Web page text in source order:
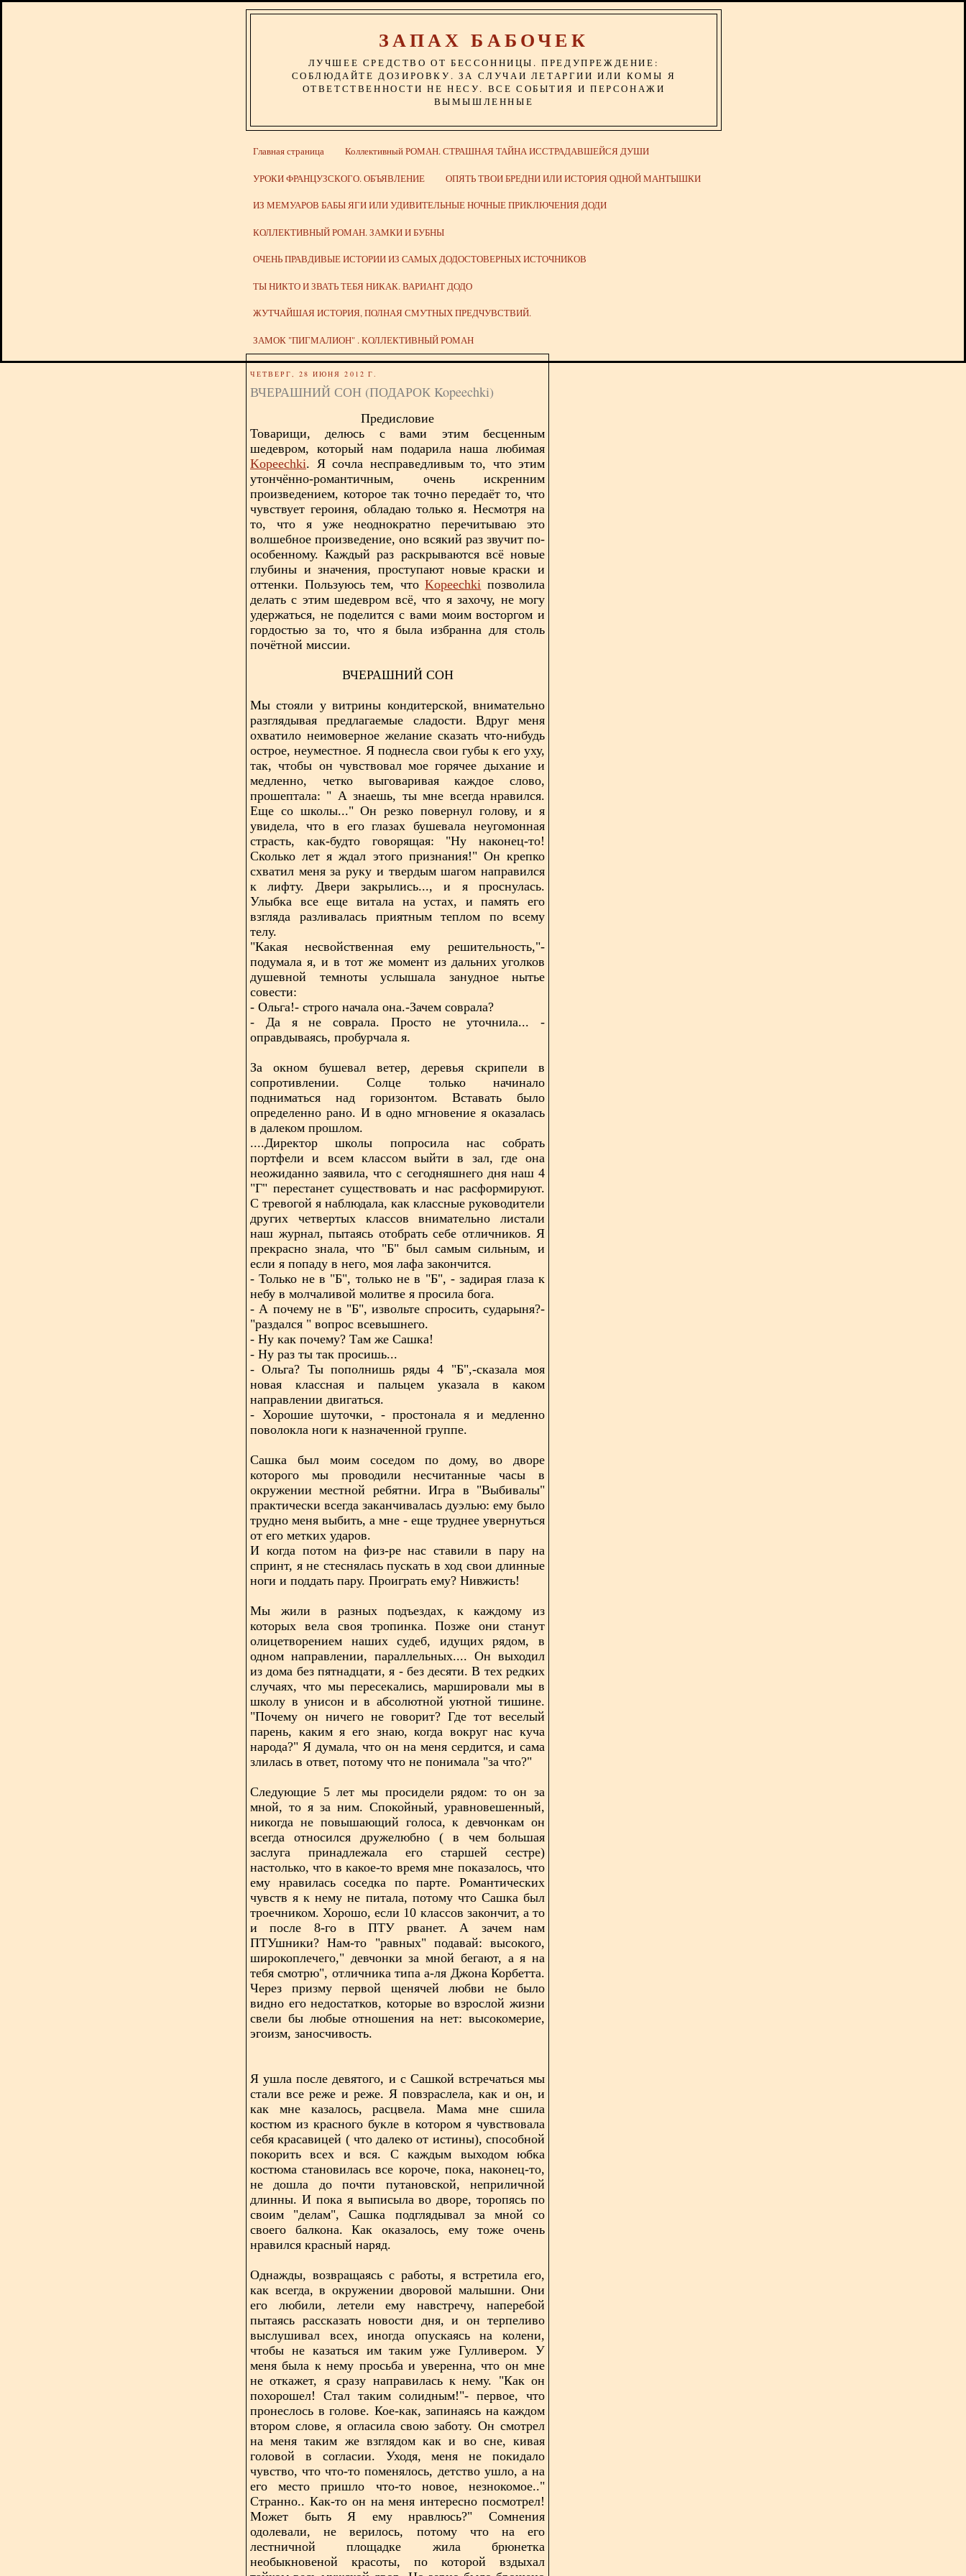
ЗАПАХ БАБОЧЕК
ЛУЧШЕЕ СРЕДСТВО ОТ БЕССОННИЦЫ. ПРЕДУПРЕЖДЕНИЕ:
СОБЛЮДАЙТЕ ДОЗИРОВКУ. ЗА СЛУЧАИ ЛЕТАРГИИ ИЛИ КОМЫ Я
ОТВЕТСТВЕННОСТИ НЕ НЕСУ. ВСЕ СОБЫТИЯ И ПЕРСОНАЖИ
ВЫМЫШЛЕННЫЕ
Главная страница Коллективный РОМАН. СТРАШНАЯ ТАЙНА ИССТРАДАВШЕЙСЯ ДУШИ
УРОКИ ФРАНЦУЗСКОГО. ОБЪЯВЛЕНИЕ ОПЯТЬ ТВОИ БРЕДНИ ИЛИ ИСТОРИЯ ОДНОЙ МАНТЫШКИ
ИЗ МЕМУАРОВ БАБЫ ЯГИ ИЛИ УДИВИТЕЛЬНЫЕ НОЧНЫЕ ПРИКЛЮЧЕНИЯ ДОДИ
КОЛЛЕКТИВНЫЙ РОМАН. ЗАМКИ И БУБНЫ
ОЧЕНЬ ПРАВДИВЫЕ ИСТОРИИ ИЗ САМЫХ ДОДОСТОВЕРНЫХ ИСТОЧНИКОВ
ТЫ НИКТО И ЗВАТЬ ТЕБЯ НИКАК. ВАРИАНТ ДОДО
ЖУТЧАЙШАЯ ИСТОРИЯ, ПОЛНАЯ СМУТНЫХ ПРЕДЧУВСТВИЙ.
ЗАМОК "ПИГМАЛИОН" . КОЛЛЕКТИВНЫЙ РОМАН
ЧЕТВЕРГ, 28 ИЮНЯ 2012 Г.
ВЧЕРАШНИЙ СОН (ПОДАРОК Kopeechki)
Предисловие
Товарищи, делюсь с вами этим бесценным
шедевром, который нам подарила наша любимая
Kopeechki. Я сочла несправедливым то, что этим
утончённо-романтичным, очень искренним
произведением, которое так точно передаёт то, что
чувствует героиня, обладаю только я. Несмотря на
то, что я уже неоднократно перечитываю это
волшебное произведение, оно всякий раз звучит по-
особенному. Каждый раз раскрываются всё новые
глубины и значения, проступают новые краски и
оттенки. Пользуюсь тем, чтоKopeechki позволила
делать с этим шедевром всё, что я захочу, не могу
удержаться, не поделится с вами моим восторгом и
гордостью за то, что я была избранна для столь
почётной миссии.
ВЧЕРАШНИЙ СОН
Мы стояли у витрины кондитерской, внимательно
разглядывая предлагаемые сладости. Вдруг меня
охватило неимоверное желание сказать что-нибудь
острое, неуместное. Я поднесла свои губы к его уху,
так, чтобы он чувствовал мое горячее дыхание и
медленно, четко выговаривая каждое слово,
прошептала: " А знаешь, ты мне всегда нравился.
Еще со школы..." Он резко повернул голову, и я
увидела, что в его глазах бушевала неугомонная
страсть, как-будто говорящая: "Ну наконец-то!
Сколько лет я ждал этого признания!" Он крепко
схватил меня за руку и твердым шагом направился
к лифту. Двери закрылись..., и я проснулась.
Улыбка все еще витала на устах, и память его
взгляда разливалась приятным теплом по всему
телу.
"Какая несвойственная ему решительность,"-
подумала я, и в тот же момент из дальних уголков
душевной темноты услышала занудное нытье
совести:
- Ольга!- строго начала она.-Зачем соврала?
- Да я не соврала. Просто не уточнила... -
оправдываясь, пробурчала я.
За окном бушевал ветер, деревья скрипели в
сопротивлении. Солце только начинало
подниматься над горизонтом. Вставать было
определенно рано. И в одно мгновение я оказалась
в далеком прошлом.
....Директор школы попросила нас собрать
портфели и всем классом выйти в зал, где она
неожиданно заявила, что с сегодняшнего дня наш 4
"Г" перестанет существовать и нас расформируют.
С тревогой я наблюдала, как классные руководители
других четвертых классов внимательно листали
наш журнал, пытаясь отобрать себе отличников. Я
прекрасно знала, что "Б" был самым сильным, и
если я попаду в него, моя лафа закончится.
- Только не в "Б", только не в "Б", - задирая глаза к
небу в молчаливой молитве я просила бога.
- А почему не в "Б", извольте спросить, сударыня?-
"раздался " вопрос всевышнего.
- Ну как почему? Там же Сашка!
- Ну раз ты так просишь...
- Ольга? Ты пополнишь ряды 4 "Б",-сказала моя
новая классная и пальцем указала в каком
направлении двигаться.
- Хорошие шуточки, - простонала я и медленно
поволокла ноги к назначенной группе.
Сашка был моим соседом по дому, во дворе
которого мы проводили несчитанные часы в
окружении местной ребятни. Игра в "Выбивалы"
практически всегда заканчивалась дуэлью: ему было
трудно меня выбить, а мне - еще труднее увернуться
от его метких ударов.
И когда потом на физ-ре нас ставили в пару на
спринт, я не стеснялась пускать в ход свои длинные
ноги и поддать пару. Проиграть ему? Нивжисть!
Мы жили в разных подъездах, к каждому из
которых вела своя тропинка. Позже они станут
олицетворением наших судеб, идущих рядом, в
одном направлении, параллельных.... Он выходил
из дома без пятнадцати, я - без десяти. В тех редких
случаях, что мы пересекались, маршировали мы в
школу в унисон и в абсолютной уютной тишине.
"Почему он ничего не говорит? Где тот веселый
парень, каким я его знаю, когда вокруг нас куча
народа?" Я думала, что он на меня сердится, и сама
злилась в ответ, потому что не понимала "за что?"
Следующие 5 лет мы просидели рядом: то он за
мной, то я за ним. Спокойный, уравновешенный,
никогда не повышающий голоса, к девчонкам он
всегда относился дружелюбно ( в чем большая
заслуга принадлежала его старшей сестре)
настолько, что в какое-то время мне показалось, что
ему нравилась соседка по парте. Романтических
чувств я к нему не питала, потому что Сашка был
троечником. Хорошо, если 10 классов закончит, а то
и после 8-го в ПТУ рванет. А зачем нам
ПТУшники? Нам-то "равных" подавай: высокого,
широкоплечего," девчонки за мной бегают, а я на
тебя смотрю", отличника типа а-ля Джона Корбетта.
Через призму первой щенячей любви не было
видно его недостатков, которые во взрослой жизни
свели бы любые отношения на нет: высокомерие,
эгоизм, заносчивость.
Я ушла после девятого, и с Сашкой встречаться мы
стали все реже и реже. Я повзраслела, как и он, и
как мне казалось, расцвела. Мама мне сшила
костюм из красного букле в котором я чувствовала
себя красавицей ( что далеко от истины), способной
покорить всех и вся. С каждым выходом юбка
костюма становилась все короче, пока, наконец-то,
не дошла до почти путановской, неприличной
длинны. И пока я выписыла во дворе, торопясь по
своим "делам", Сашка подглядывал за мной со
своего балкона. Как оказалось, ему тоже очень
нравился красный наряд.
Однажды, возвращаясь с работы, я встретила его,
как всегда, в окружении дворовой малышни. Они
его любили, летели ему навстречу, наперебой
пытаясь рассказать новости дня, и он терпеливо
выслушивал всех, иногда опускаясь на колени,
чтобы не казаться им таким уже Гулливером. У
меня была к нему просьба и уверенна, что он мне
не откажет, я сразу направилась к нему. "Как он
похорошел! Стал таким солидным!"- первое, что
пронеслось в голове. Кое-как, запинаясь на каждом
втором слове, я огласила свою заботу. Он смотрел
на меня таким же взглядом как и во сне, кивая
головой в согласии. Уходя, меня не покидало
чувство, что что-то поменялось, детство ушло, а на
его место пришло что-то новое, незнокомое.."
Странно.. Как-то он на меня интересно посмотрел!
Может быть Я ему нравлюсь?" Сомнения
одолевали, не верилось, потому что на его
лестничной площадке жила брюнетка
необыкновеной красоты, по которой вздыхал